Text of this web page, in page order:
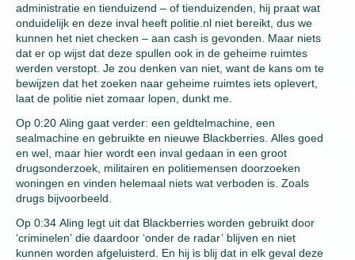
administratie en tienduizend – of tienduizenden, hij praat wat
onduidelijk en deze inval heeft politie.nl niet bereikt, dus we
kunnen het niet checken – aan cash is gevonden. Maar niets
dat er op wijst dat deze spullen ook in de geheime ruimtes
werden verstopt. Je zou denken van niet, want de kans om te
bewijzen dat het zoeken naar geheime ruimtes iets oplevert,
laat de politie niet zomaar lopen, dunkt me.
Op 0:20 Aling gaat verder: een geldtelmachine, een
sealmachine en gebruikte en nieuwe Blackberries. Alles goed
en wel, maar hier wordt een inval gedaan in een groot
drugsonderzoek, militairen en politiemensen doorzoeken
woningen en vinden helemaal niets wat verboden is. Zoals
drugs bijvoorbeeld.
Op 0:34 Aling legt uit dat Blackberries worden gebruikt door
‘criminelen’ die daardoor ‘onder de radar’ blijven en niet
kunnen worden afgeluisterd. En hij is blij dat in elk geval deze